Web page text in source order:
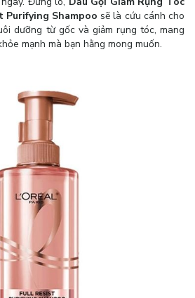
Purifying Shampoo sẽ là cứu cánh cho
dưỡng từ gốc và giảm rụng tóc, mang
mạnh mà bạn hằng mong muốn.